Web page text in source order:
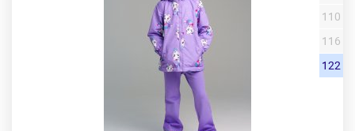
110
116
122